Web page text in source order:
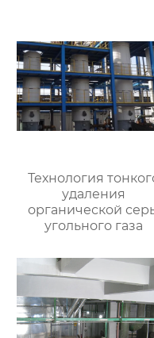
Технология
удаления
органической
угольного газа